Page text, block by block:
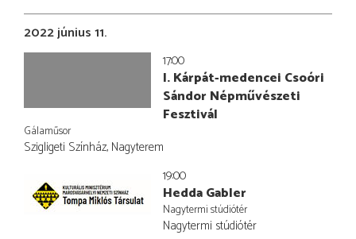
2022 június 11.
17:00
I. Kárpát-medencei Csoóri
Sándor Népművészeti
Fesztivál
Gálaműsor
Szigligeti Színház, Nagyterem
19:00
Hedda Gabler
Nagytermi stúdiótér
Nagytermi stúdiótér